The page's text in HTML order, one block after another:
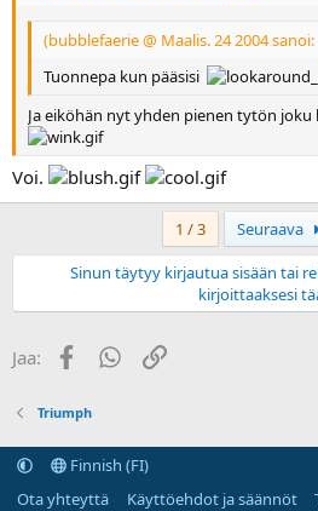
(bubblefaerie @ Maalis. 24 2004 sanoi:
Tuonnepa kun pääsisi
Ja eiköhän nyt yhden pienen tytön
Voi.
1 / 3 Seuraava
Sinun täytyy kirjautua sisään tai
kirjoittaaksesi
Jaa: FacebookWhatsApp
Linkki
Triumph
Finnish (FI)
Ota yhteyttä
Käyttöehdot ja säännöt